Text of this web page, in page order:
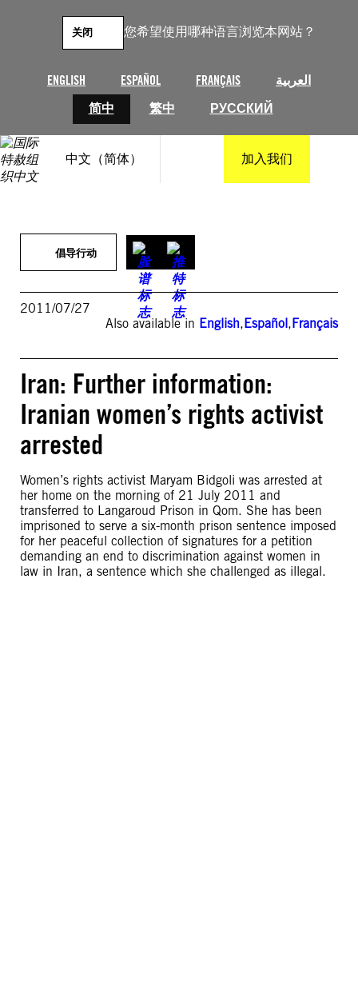
您希望使用哪种语言浏览本网站？
ENGLISH ESPAÑOL FRANÇAIS
العربية
简中
繁中 РУССКИЙ
关闭
中文（简体） 加入我们
倡导行动
2011/07/27
Also available in English,Español,Français
Iran: Further information:
Iranian women’s rights activist
arrested
Women’s rights activist Maryam Bidgoli was arrested at
her home on the morning of 21 July 2011 and
transferred to Langaroud Prison in Qom. She has been
imprisoned to serve a six-month prison sentence imposed
for her peaceful collection of signatures for a petition
demanding an end to discrimination against women in
law in Iran, a sentence which she challenged as illegal.